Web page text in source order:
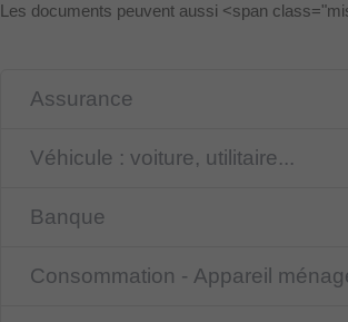
Les documents peuvent aussi <span
Assurance
Véhicule : voiture, utilitaire...
Banque
Consommation - Appareil